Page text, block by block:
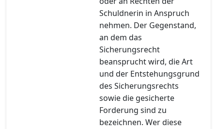
Schuldnerin in Anspruch
nehmen. Der Gegenstand,
an dem das
Sicherungsrecht
beansprucht wird, die Art
und der Entstehungsgrund
des Sicherungsrechts
sowie die gesicherte
Forderung sind zu
bezeichnen. Wer diese